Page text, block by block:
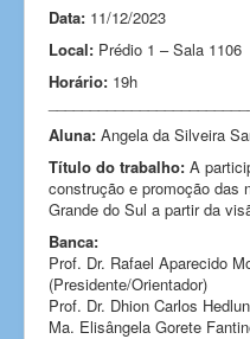
Data: 11/12/2023
Local: Prédio 1 – Sala 1106
Horário: 19h
Aluna: Angela da Silveira
Título do trabalho: A
construção e promoção das
Grande do Sul a partir da
Banca:
Prof. Dr. Rafael Aparecido
(Presidente/Orientador)
Prof. Dr. Dhion Carlos
Ma. Elisângela Gorete